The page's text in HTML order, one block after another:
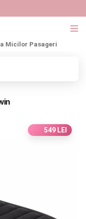
Micilor Pasageri
549 LEI